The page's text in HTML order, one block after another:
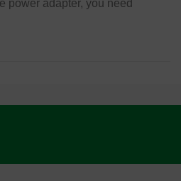
power adapter, you need